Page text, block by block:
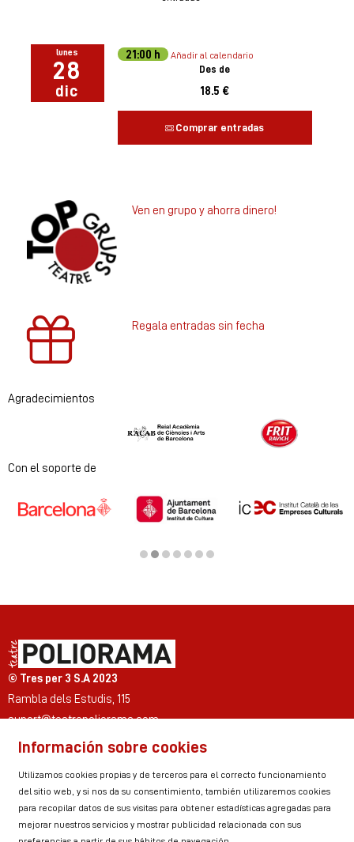
lunes
28
dic
21:00 h
Añadir al calendario
Des de
18.5 €
Comprar entradas
Ven en grupo y ahorra dinero!
Regala entradas sin fecha
Agradecimientos
Diapositiva 1 de 2
Con el soporte de
© Tres per 3 S.A 2023
Rambla dels Estudis, 115
suport@teatrepoliorama.com
Link a instagram
Link a youtube
Link a twitter
Link a facebook
Link a ticktok
Link a linkedin
Información sobre cookies
Utilizamos cookies propias y de terceros para el correcto funcionamiento
del sitio web, y si nos da su consentimiento, también utilizaremos cookies
para recopilar datos de sus visitas para obtener estadísticas agregadas para
mejorar nuestros servicios y mostrar publicidad relacionada con sus